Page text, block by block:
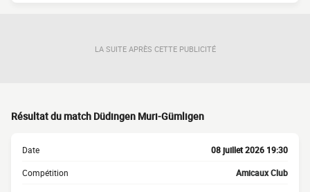
LA SUITE APRÈS CETTE PUBLICITÉ
Résultat du match Düdingen Muri-Gümligen
Date 08 juillet 2026 19:30
Compétition Amicaux Club